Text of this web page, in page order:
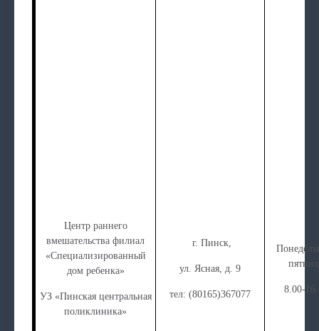
Центр раннего
вмешательства филиал
«Специализированный
дом ребенка»
УЗ «Пинская центральная
поликлиника»
г. Пинск,
ул. Ясная, д. 9
тел: (80165)367077 8.00-